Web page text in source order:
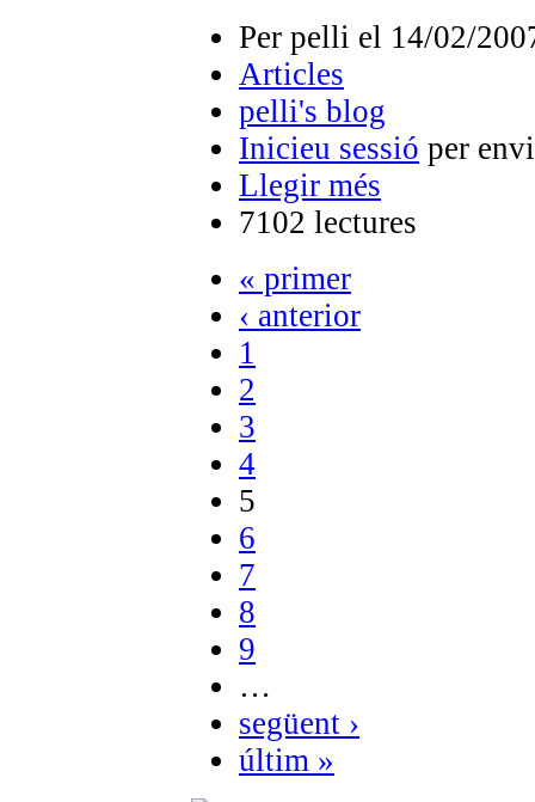
Per pelli el 14/02/
Articles
pelli's blog
Inicieu sessió per
Llegir més
7102 lectures
« primer
‹ anterior
1
2
3
4
5
6
7
8
9
…
següent ›
últim »